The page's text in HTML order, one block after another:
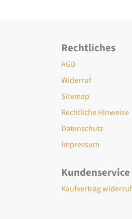
Rechtliches
AGB
Widerruf
Sitemap
Rechtliche Hinweise
Datenschutz
Impressum
Kundenservice
Kaufvertrag